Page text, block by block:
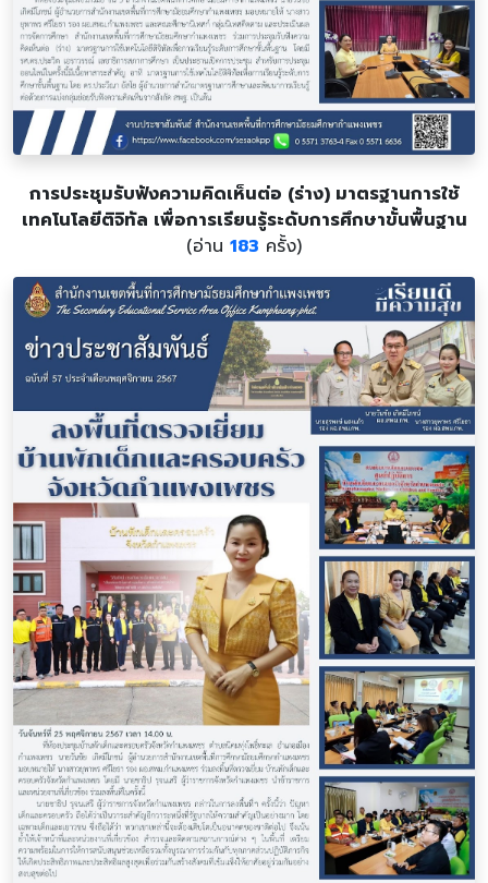
การประชุมรับฟังความคิดเห็นต่อ (ร่าง) มาตรฐานการใช้
เทคโนโลยีติจิทัล เพื่อการเรียนรู้ระดับการศึกษาขั้นพื้นฐาน
(อ่าน 183 ครั้ง)